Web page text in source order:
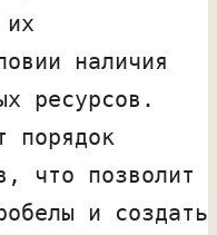
наличия
ресурсов.
порядок
что позволит
и создать